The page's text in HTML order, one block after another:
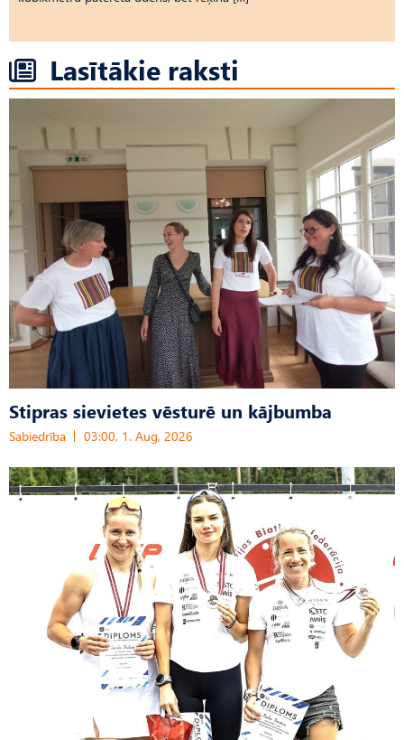
Lasītākie raksti
Stipras sievietes vēsturē un kājbumba
Sabiedrība 03:00, 1. Aug, 2026